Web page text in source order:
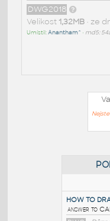
DWG2018
Velikost 1,32MB• ze
Umístil:Anantham^ • md5: